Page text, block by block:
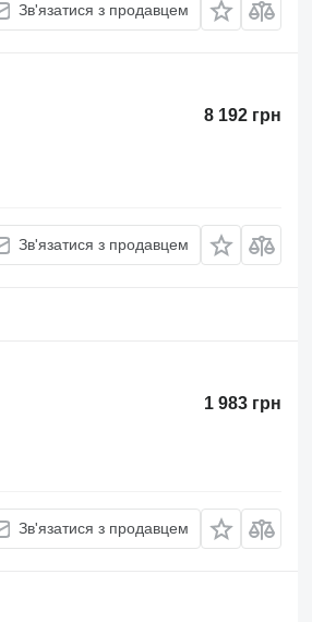
Зв'язатися з продавцем
8 192 грн
Зв'язатися з продавцем
1 983 грн
Зв'язатися з продавцем